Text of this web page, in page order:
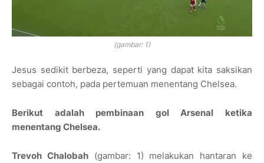
(gambar: 1)
Jesus sedikit berbeza, seperti yang dapat kita saksikan
sebagai contoh, pada pertemuan menentang Chelsea.
Berikut adalah pembinaan gol Arsenal ketika
menentang Chelsea.
Trevoh Chalobah (gambar: 1) melakukan hantaran ke